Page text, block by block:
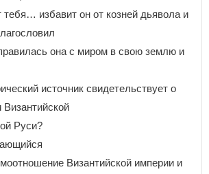
тебя… избавит он от козней дьявола и
она с миром в свою землю и
источник свидетельствует о
Руси?
Византийской империи и